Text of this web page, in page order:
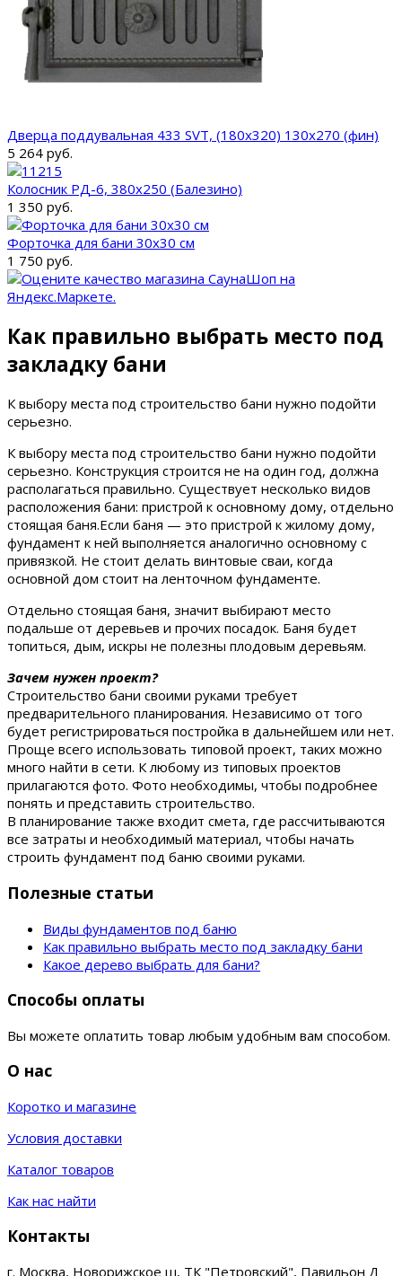
Дверца поддувальная 433 SVT, (180х320) 130х270 (фин)
5 264 руб.
Колосник РД-6, 380х250 (Балезино)
1 350 руб.
Форточка для бани 30x30 см
1 750 руб.
Как правильно выбрать место под
закладку бани
К выбору места под строительство бани нужно подойти
серьезно.
К выбору места под строительство бани нужно подойти
серьезно. Конструкция строится не на один год, должна
располагаться правильно. Существует несколько видов
расположения бани: пристрой к основному дому, отдельно
стоящая баня.Если баня — это пристрой к жилому дому,
фундамент к ней выполняется аналогично основному с
привязкой. Не стоит делать винтовые сваи, когда
основной дом стоит на ленточном фундаменте.
Отдельно стоящая баня, значит выбирают место
подальше от деревьев и прочих посадок. Баня будет
топиться, дым, искры не полезны плодовым деревьям.
Зачем нужен проект?
Строительство бани своими руками требует
предварительного планирования. Независимо от того
будет регистрироваться постройка в дальнейшем или нет.
Проще всего использовать типовой проект, таких можно
много найти в сети. К любому из типовых проектов
прилагаются фото. Фото необходимы, чтобы подробнее
понять и представить строительство.
В планирование также входит смета, где рассчитываются
все затраты и необходимый материал, чтобы начать
строить фундамент под баню своими руками.
Полезные статьи
Виды фундаментов под баню
Как правильно выбрать место под закладку бани
Какое дерево выбрать для бани?
Способы оплаты
Вы можете оплатить товар любым удобным вам способом.
О нас
Коротко и магазине
Условия доставки
Каталог товаров
Как нас найти
Контакты
г. Москва, Новорижское ш, ТК "Петровский", Павильон Д